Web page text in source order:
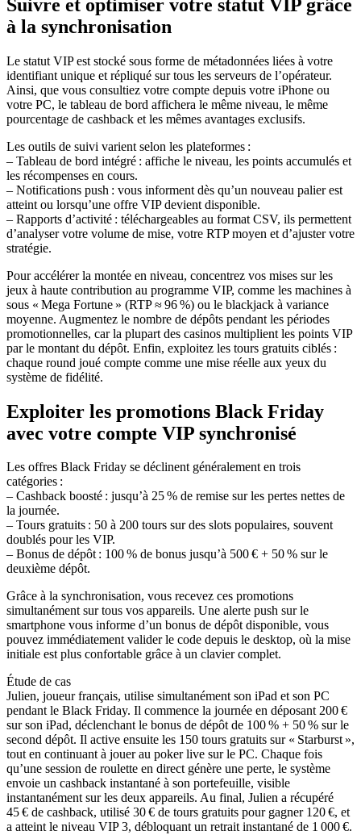
Suivre et optimiser votre statut VIP grâce
à la synchronisation
Le statut VIP est stocké sous forme de métadonnées liées à votre
identifiant unique et répliqué sur tous les serveurs de l’opérateur.
Ainsi, que vous consultiez votre compte depuis votre iPhone ou
votre PC, le tableau de bord affichera le même niveau, le même
pourcentage de cashback et les mêmes avantages exclusifs.
Les outils de suivi varient selon les plateformes :
– Tableau de bord intégré : affiche le niveau, les points accumulés et
les récompenses en cours.
– Notifications push : vous informent dès qu’un nouveau palier est
atteint ou lorsqu’une offre VIP devient disponible.
– Rapports d’activité : téléchargeables au format CSV, ils permettent
d’analyser votre volume de mise, votre RTP moyen et d’ajuster votre
stratégie.
Pour accélérer la montée en niveau, concentrez vos mises sur les
jeux à haute contribution au programme VIP, comme les machines à
sous « Mega Fortune » (RTP ≈ 96 %) ou le blackjack à variance
moyenne. Augmentez le nombre de dépôts pendant les périodes
promotionnelles, car la plupart des casinos multiplient les points VIP
par le montant du dépôt. Enfin, exploitez les tours gratuits ciblés :
chaque round joué compte comme une mise réelle aux yeux du
système de fidélité.
Exploiter les promotions Black Friday
avec votre compte VIP synchronisé
Les offres Black Friday se déclinent généralement en trois
catégories :
– Cashback boosté : jusqu’à 25 % de remise sur les pertes nettes de
la journée.
– Tours gratuits : 50 à 200 tours sur des slots populaires, souvent
doublés pour les VIP.
– Bonus de dépôt : 100 % de bonus jusqu’à 500 € + 50 % sur le
deuxième dépôt.
Grâce à la synchronisation, vous recevez ces promotions
simultanément sur tous vos appareils. Une alerte push sur le
smartphone vous informe d’un bonus de dépôt disponible, vous
pouvez immédiatement valider le code depuis le desktop, où la mise
initiale est plus confortable grâce à un clavier complet.
Étude de cas
Julien, joueur français, utilise simultanément son iPad et son PC
pendant le Black Friday. Il commence la journée en déposant 200 €
sur son iPad, déclenchant le bonus de dépôt de 100 % + 50 % sur le
second dépôt. Il active ensuite les 150 tours gratuits sur « Starburst »,
tout en continuant à jouer au poker live sur le PC. Chaque fois
qu’une session de roulette en direct génère une perte, le système
envoie un cashback instantané à son portefeuille, visible
instantanément sur les deux appareils. Au final, Julien a récupéré
45 € de cashback, utilisé 30 € de tours gratuits pour gagner 120 €, et
a atteint le niveau VIP 3, débloquant un retrait instantané de 1 000 €.